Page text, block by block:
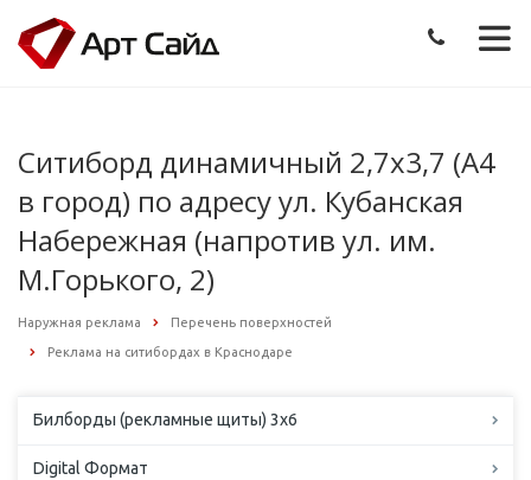
Ситиборд динамичный 2,7х3,7 (А4
в город) по адресу ул. Кубанская
Набережная (напротив ул. им.
М.Горького, 2)
Наружная реклама Перечень поверхностей
Реклама на ситибордах в Краснодаре
Билборды (рекламные щиты) 3х6
Digital Формат